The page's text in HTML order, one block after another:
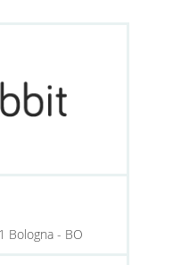
Bologna - BO